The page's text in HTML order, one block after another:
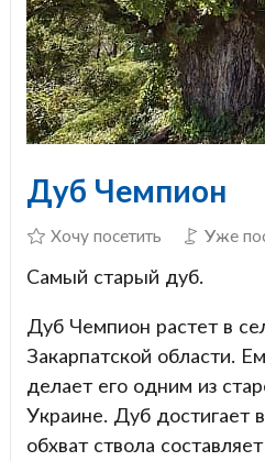
Дуб Чемпион
Хочу посетить Уже
Самый старый дуб.
Дуб Чемпион растет в
Закарпатской области.
делает его одним из
Украине. Дуб достигает
обхват ствола